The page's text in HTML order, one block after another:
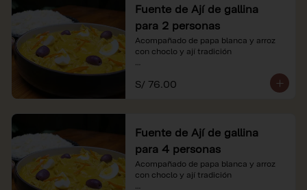
Fuente de Ají de gallina
para 2 personas
Acompañado de papa blanca y arroz
con choclo y ají tradición
*Nuestros precios están expresados en
soles e incluyen impuestos de ley y
S/ 76.00
Fuente de Ají de gallina
para 4 personas
Acompañado de papa blanca y arroz
con choclo y ají tradición